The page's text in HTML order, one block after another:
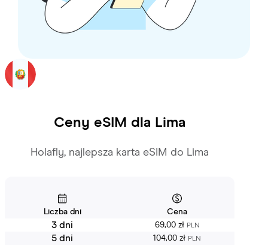
Ceny eSIM dla Lima
Holafly, najlepsza karta eSIM do Lima
Liczba dni Cena
3 dni 69,00 zł PLN
5 dni 104,00 zł PLN